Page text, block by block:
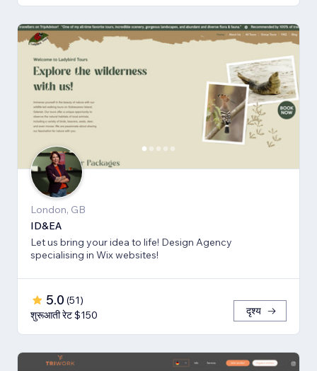
London, GB
ID&EA
Let us bring your idea to life! Design Agency
specialising in Wix websites!
5.0 (51)
शुरूआती रेट $150
दृश्य